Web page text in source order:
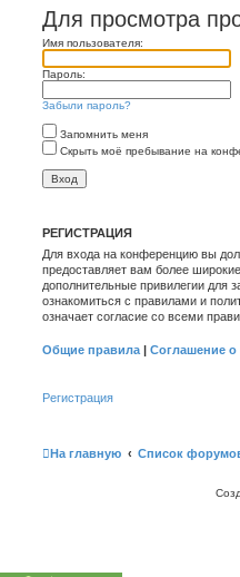
Для просмотра
Имя пользователя:
Пароль:
Забыли пароль?
Запомнить меня
Скрыть моё пребывание на
РЕГИСТРАЦИЯ
Для входа на конференцию вы
предоставляет вам более
дополнительные привилегии для
ознакомиться с правилами и
означает согласие со всеми
Общие правила | Соглашение
Регистрация
На главную Список